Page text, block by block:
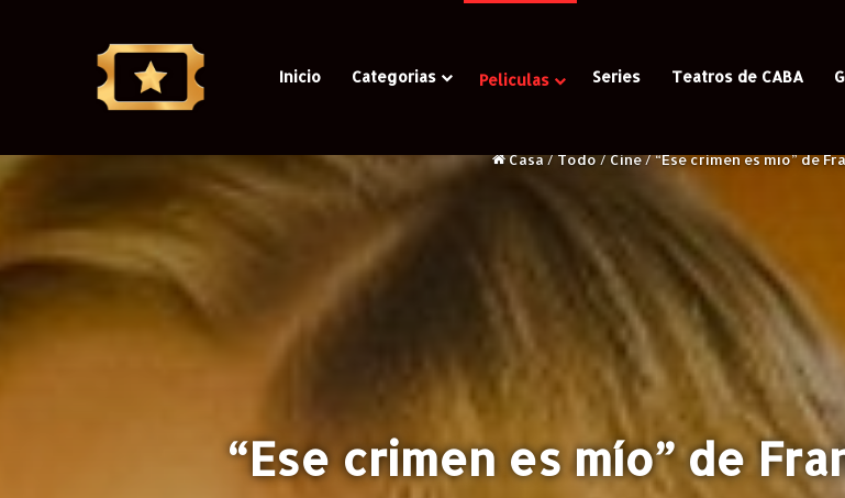
Inicio Categorias Peliculas Series Teatros de CABA
Casa/Todo/Cine/“Ese crimen es mío” de
“Ese crimen es mío” de